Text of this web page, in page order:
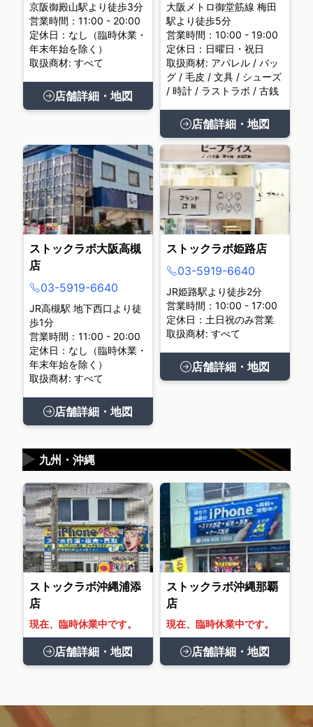
京阪御殿山駅より徒歩3分
営業時間：11:00 - 20:00
定休日：なし（臨時休業・
年末年始を除く）
取扱商材: すべて
店舗詳細・地図
大阪メトロ御堂筋線 梅田
駅より徒歩5分
営業時間：10:00 - 19:00
定休日：日曜日・祝日
取扱商材: アパレル / バッ
グ / 毛皮 / 文具 / シューズ
/ 時計 / ラストラボ / 古銭
店舗詳細・地図
ストックラボ大阪高槻
店
03-5919-6640
JR高槻駅 地下西口より徒
歩1分
営業時間：11:00 - 20:00
定休日：なし（臨時休業・
年末年始を除く）
取扱商材: すべて
店舗詳細・地図
ストックラボ姫路店
03-5919-6640
JR姫路駅より徒歩2分
営業時間：10:00 - 17:00
定休日：土日祝のみ営業
取扱商材: すべて
店舗詳細・地図
九州・沖縄
▶
ストックラボ沖縄浦添
店
現在、臨時休業中です。
店舗詳細・地図
ストックラボ沖縄那覇
店
現在、臨時休業中です。
店舗詳細・地図